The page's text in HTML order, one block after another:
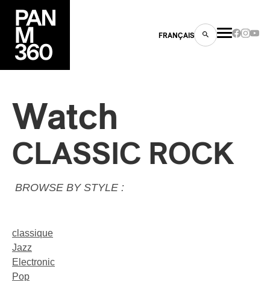
FRANÇAIS
Watch
CLASSIC ROCK
BROWSE BY STYLE :
classique
Jazz
Electronic
Pop